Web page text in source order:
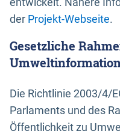
der Projekt-Webseite.
Gesetzliche
Die Richtlinie 2003/4/
Parlaments und des
Öffentlichkeit zu